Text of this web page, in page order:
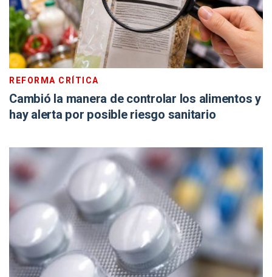
REFORMA CRÍTICA
Cambió la manera de controlar los alimentos y
hay alerta por posible riesgo sanitario